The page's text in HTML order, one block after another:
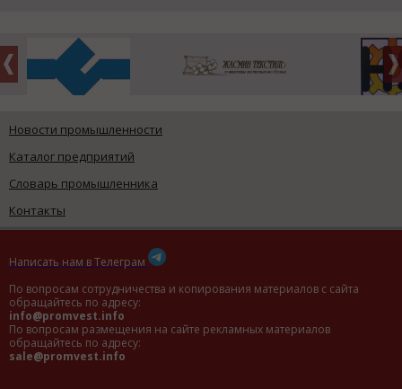
Новости промышленности
Каталог предприятий
Словарь промышленника
Контакты
Написать нам в Телеграм
По вопросам сотрудничества и копирования материалов с сайта
обращайтесь по адресу:
info@promvest.info
По вопросам размещения на сайте рекламных материалов
обращайтесь по адресу:
sale@promvest.info